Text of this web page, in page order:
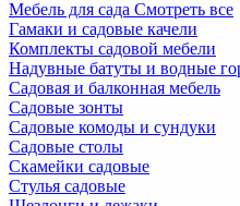
Мебель для сада Смотреть все
Гамаки и садовые качели
Комплекты садовой мебели
Надувные батуты и водные
Садовая и балконная мебель
Садовые зонты
Садовые комоды и сундуки
Садовые столы
Скамейки садовые
Стулья садовые